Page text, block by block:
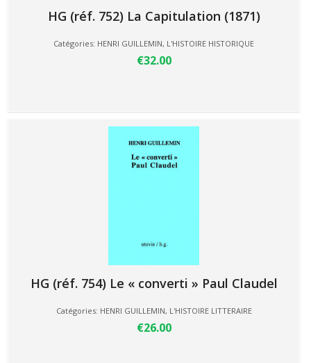
HG (réf. 752) La Capitulation (1871)
Catégories: HENRI GUILLEMIN, L'HISTOIRE HISTORIQUE
€32.00
HG (réf. 754) Le « converti » Paul Claudel
Catégories: HENRI GUILLEMIN, L'HISTOIRE LITTERAIRE
€26.00